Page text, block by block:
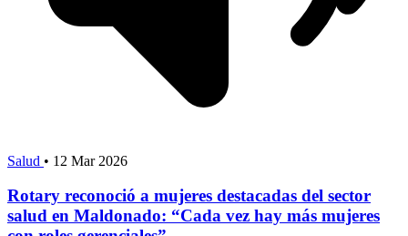
Salud • 12 Mar 2026
Rotary reconoció a mujeres destacadas del sector
salud en Maldonado: “Cada vez hay más mujeres